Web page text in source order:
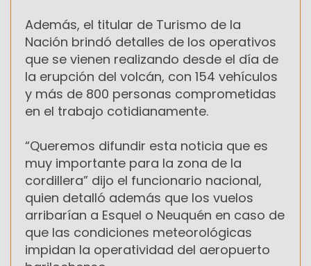
Además, el titular de Turismo de la
Nación brindó detalles de los operativos
que se vienen realizando desde el día de
la erupción del volcán, con 154 vehículos
y más de 800 personas comprometidas
en el trabajo cotidianamente.
“Queremos difundir esta noticia que es
muy importante para la zona de la
cordillera” dijo el funcionario nacional,
quien detalló además que los vuelos
arribarían a Esquel o Neuquén en caso de
que las condiciones meteorológicas
impidan la operatividad del aeropuerto